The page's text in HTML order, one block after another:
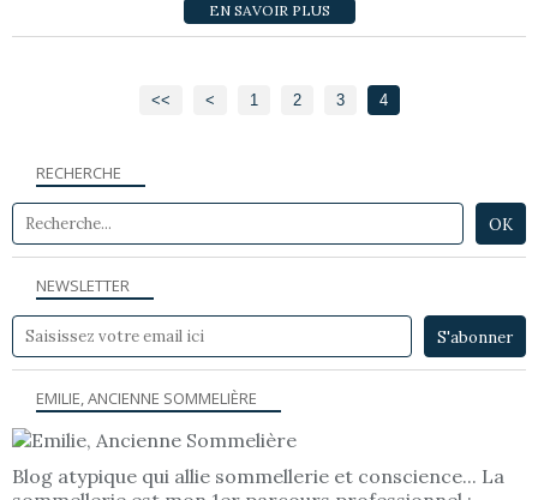
EN SAVOIR PLUS
<< < 1 2 3 4
NEWSLETTER
RECHERCHE
EMILIE, ANCIENNE SOMMELIÈRE
Blog atypique qui allie sommellerie et conscience... La